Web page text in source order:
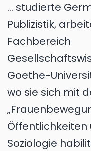
... studierte
Publizistik,
Fachbereich
Goethe-
wo sie sich mit
Öffentlichkeiten
Soziologie